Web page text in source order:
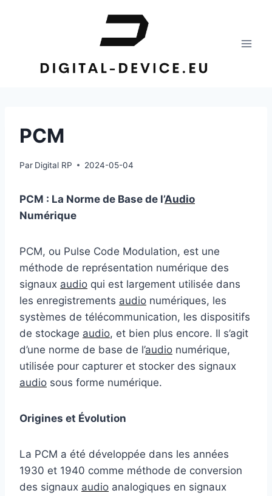
PCM
Par Digital RP 2024-05-04
PCM : La Norme de Base de l’Audio
Numérique
PCM, ou Pulse Code Modulation, est une
méthode de représentation numérique des
signaux audio qui est largement utilisée dans
les enregistrements audio numériques, les
systèmes de télécommunication, les dispositifs
de stockage audio, et bien plus encore. Il s’agit
d’une norme de base de l’audio numérique,
utilisée pour capturer et stocker des signaux
audio sous forme numérique.
Origines et Évolution
La PCM a été développée dans les années
1930 et 1940 comme méthode de conversion
des signaux audio analogiques en signaux